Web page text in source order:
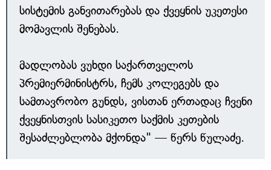
სისტემის განვითარებას და ქვეყნის უკეთესი
მომავლის შენებას.
მადლობას ვუხდი საქართველოს
პრემიერმინისტრს, ჩემს კოლეგებს და
სამთავრობო გუნდს, ვისთან ერთადაც ჩვენი
ქვეყნისთვის სასიკეთო საქმის კეთების
შესაძლებლობა მქონდა" — წერს წულაძე.